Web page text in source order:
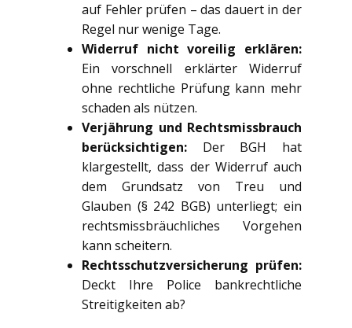
auf Fehler prüfen – das dauert in der
Regel nur wenige Tage.
Widerruf nicht voreilig erklären:
Ein vorschnell erklärter Widerruf
ohne rechtliche Prüfung kann mehr
schaden als nützen.
Verjährung und Rechtsmissbrauch
berücksichtigen: Der BGH hat
klargestellt, dass der Widerruf auch
dem Grundsatz von Treu und
Glauben (§ 242 BGB) unterliegt; ein
rechtsmissbräuchliches Vorgehen
kann scheitern.
Rechtsschutzversicherung prüfen:
Deckt Ihre Police bankrechtliche
Streitigkeiten ab?